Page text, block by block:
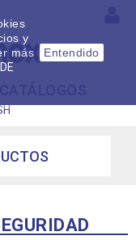
y
más
Entendido